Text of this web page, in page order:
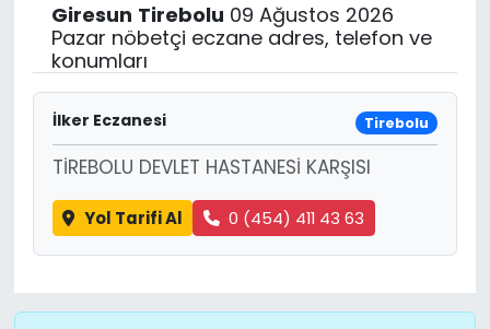
Giresun Tirebolu 09 Ağustos 2026
Pazar nöbetçi eczane adres, telefon ve
konumları
İlker Eczanesi Tirebolu
TİREBOLU DEVLET HASTANESİ KARŞISI
Yol Tarifi Al 0 (454) 411 43 63